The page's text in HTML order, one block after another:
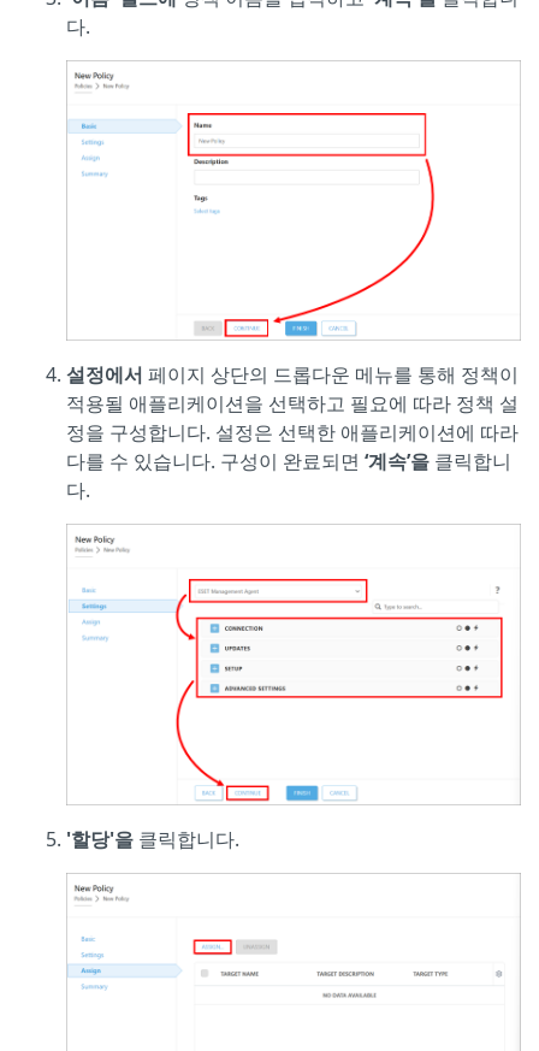
다.
설정에서 페이지 상단의 드롭다운 메뉴를 통해 정책이
적용될 애플리케이션을 선택하고 필요에 따라 정책 설
정을 구성합니다. 설정은 선택한 애플리케이션에 따라
다를 수 있습니다. 구성이 완료되면 ‘계속’을 클릭합니
다.
'할당'을 클릭합니다.